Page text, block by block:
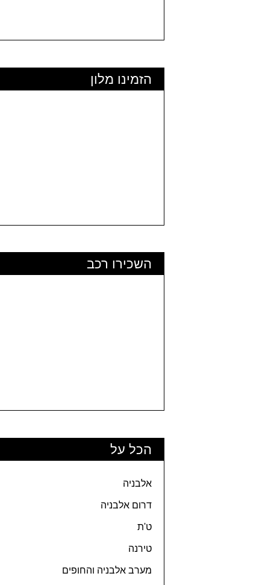
הזמינו מלון
השכירו רכב
הכל על
אלבניה
דרום אלבניה
ט'ת
טירנה
מערב אלבניה והחופים